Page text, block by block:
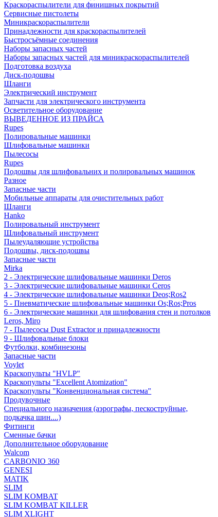
Краскораспылители для финишных покрытий
Сервисные пистолеты
Миникраскораспылители
Принадлежности для краскораспылителей
Быстросъёмные соединения
Наборы запасных частей
Наборы запасных частей для миникраскораспылителей
Подготовка воздуха
Диск-подошвы
Шланги
Электрический инструмент
Запчасти для электрического инструмента
Осветительное оборудование
ВЫВЕДЕННОЕ ИЗ ПРАЙСА
Rupes
Полировальные машинки
Шлифовальные машинки
Пылесосы
Rupes
Подошвы для шлифовальних и полировальных машинок
Разное
Запасные части
Мобильные аппараты для очистительных работ
Шланги
Hanko
Полировальный инструмент
Шлифовальный инструмент
Пылеудаляющие устройства
Подошвы, диск-подошвы
Запасные части
Mirka
2 - Электрические шлифовальные машинки Deros
3 - Электрические шлифовальные машинки Ceros
4 - Электрические шлифовальные машинки Deos;Ros2
5 - Пневматические шлифовальные машинки Os;Ros;Pros
6 - Электрические машинки для шлифования стен и потолков
Leros, Miro
7 - Пылесосы Dust Extractor и принадлежности
9 - Шлифовальные блоки
Футболки, комбинезоны
Запасные части
Voylet
Краскопульты "HVLP"
Краскопульты "Excellent Atomization"
Краскопульты "Конвенциональная система"
Продувочные
Специального назначения (аэрографы, пескоструйные,
подкачка шин....)
Фитинги
Сменные бачки
Дополнительное оборудование
Walcom
CARBONIO 360
GENESI
MATIK
SLIM
SLIM KOMBAT
SLIM KOMBAT KILLER
SLIM XLIGHT